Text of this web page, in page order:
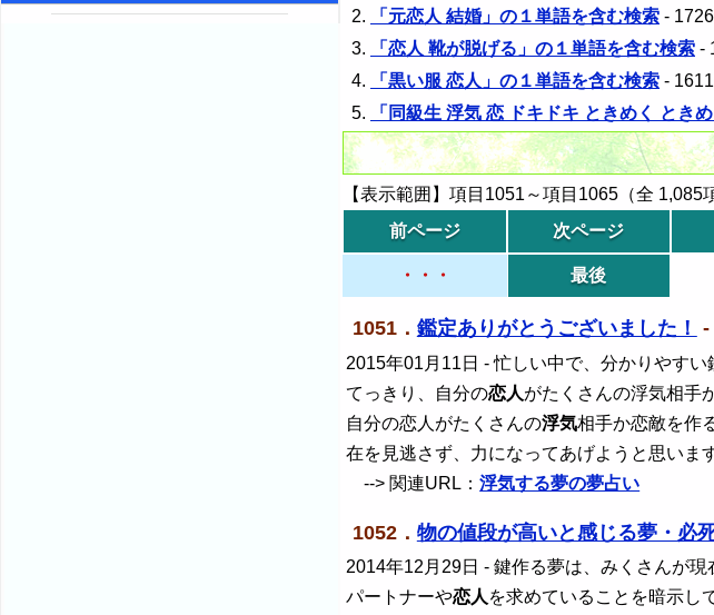
「元恋人 結婚」の１単語を含む検索 -
「恋人 靴が脱げる」の１単語を含む検索 -
「黒い服 恋人」の１単語を含む検索 -
「同級生 浮気 恋 ドキドキ ときめく とき
【表示範囲】項目1051～項目1065（全 1,085
前ページ
次ページ
・・・ 最後
1051． 鑑定ありがとうございました！ -
2015年01月11日 - 忙しい中で、分かりやす
てっきり、自分の恋人がたくさんの浮気相手
自分の恋人がたくさんの浮気相手か恋敵を作
在を見逃さず、力になってあげようと思います
--> 関連URL：浮気する夢の夢占い
1052． 物の値段が高いと感じる夢・必
2014年12月29日 - 鍵作る夢は、みくさんが
パートナーや恋人 を求めていることを暗示し